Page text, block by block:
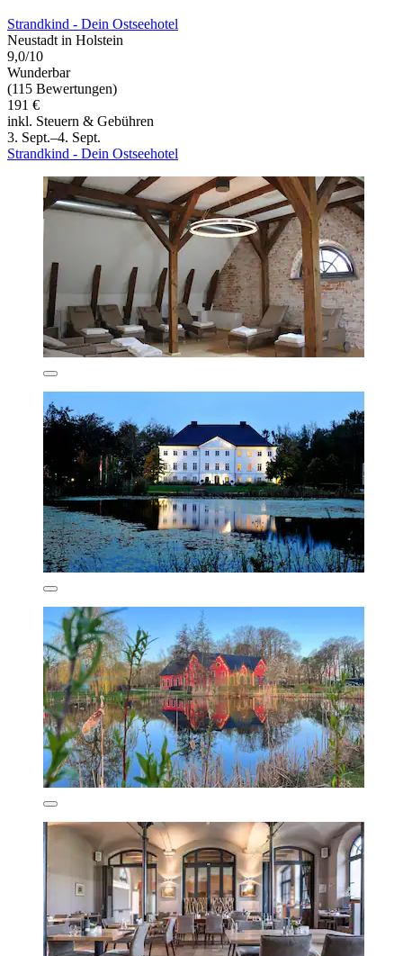
Strandkind - Dein Ostseehotel
Neustadt in Holstein
9,0/10
Wunderbar
(115 Bewertungen)
191 €
inkl. Steuern & Gebühren
3. Sept.–4. Sept.
Strandkind - Dein Ostseehotel